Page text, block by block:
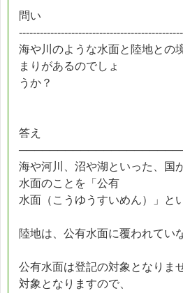
問い
海や川のような水面と陸地との
まりがあるのでしょ
うか？
答え
海や河川、沼や湖といった、国
水面のことを「公有
水面（こうゆうすいめん）」と
陸地は、公有水面に覆われてい
公有水面は登記の対象となりま
対象となりますので、